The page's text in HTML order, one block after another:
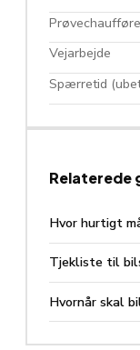
Vejarbejde
Spærretid
Relaterede
Hvor hurtigt
Tjekliste til
Hvornår skal